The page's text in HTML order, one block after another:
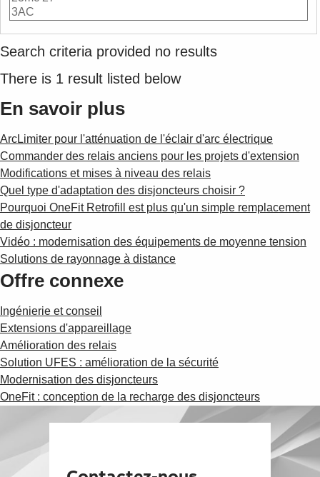
Search criteria provided no results
There is 1 result listed below
En savoir plus
ArcLimiter pour l'atténuation de l'éclair d'arc électrique
Commander des relais anciens pour les projets d'extension
Modifications et mises à niveau des relais
Quel type d'adaptation des disjoncteurs choisir ?
Pourquoi OneFit Retrofill est plus qu'un simple remplacement
de disjoncteur
Vidéo : modernisation des équipements de moyenne tension
Solutions de rayonnage à distance
Offre connexe
Ingénierie et conseil
Extensions d'appareillage
Amélioration des relais
Solution UFES : amélioration de la sécurité
Modernisation des disjoncteurs
OneFit : conception de la recharge des disjoncteurs